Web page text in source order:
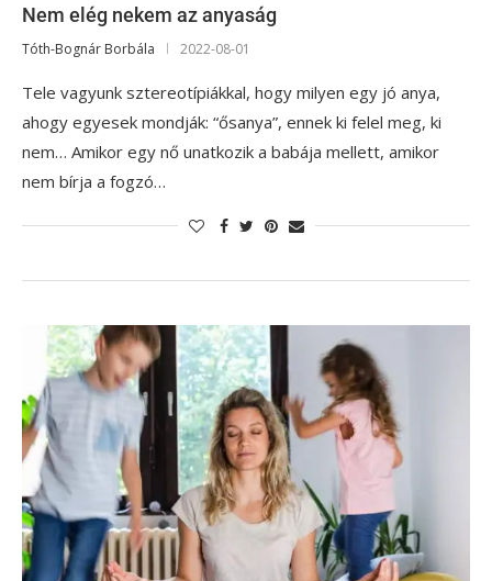
Nem elég nekem az anyaság
Tóth-Bognár Borbála 2022-08-01
Tele vagyunk sztereotípiákkal, hogy milyen egy jó anya,
ahogy egyesek mondják: “ősanya”, ennek ki felel meg, ki
nem… Amikor egy nő unatkozik a babája mellett, amikor
nem bírja a fogzó…